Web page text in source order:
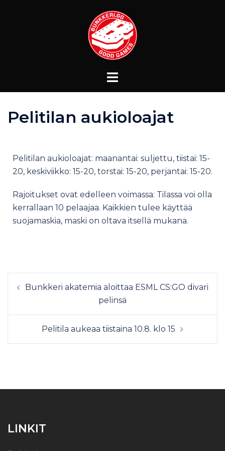
Pelitilan aukioloajat
Pelitilan aukioloajat: maanantai: suljettu, tiistai: 15-
20, keskiviikko: 15-20, torstai: 15-20, perjantai: 15-20.
Rajoitukset ovat edelleen voimassa: Tilassa voi olla
kerrallaan 10 pelaajaa. Kaikkien tulee käyttää
suojamaskia, maski on oltava itsellä mukana.
Bunkkeri akatemia aloittaa ESML CS:GO divari
pelinsä
Pelitila aukeaa tiistaina 10.8. klo 15
LINKIT